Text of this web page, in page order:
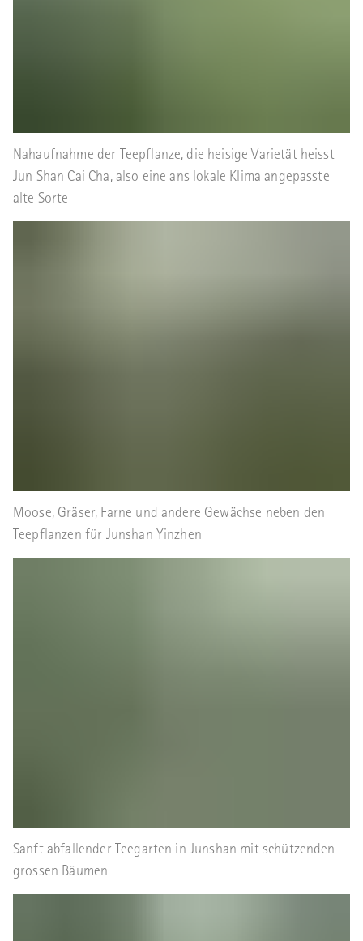
Nahaufnahme der Teepflanze, die heisige Varietät heisst
Jun Shan Cai Cha, also eine ans lokale Klima angepasste
alte Sorte
Moose, Gräser, Farne und andere Gewächse neben den
Teepflanzen für Junshan Yinzhen
Sanft abfallender Teegarten in Junshan mit schützenden
grossen Bäumen